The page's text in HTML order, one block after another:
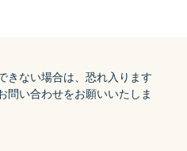
きない場合は、恐れ入ります
問い合わせをお願いいたしま
とはありません。
な範囲内において、他の事業者